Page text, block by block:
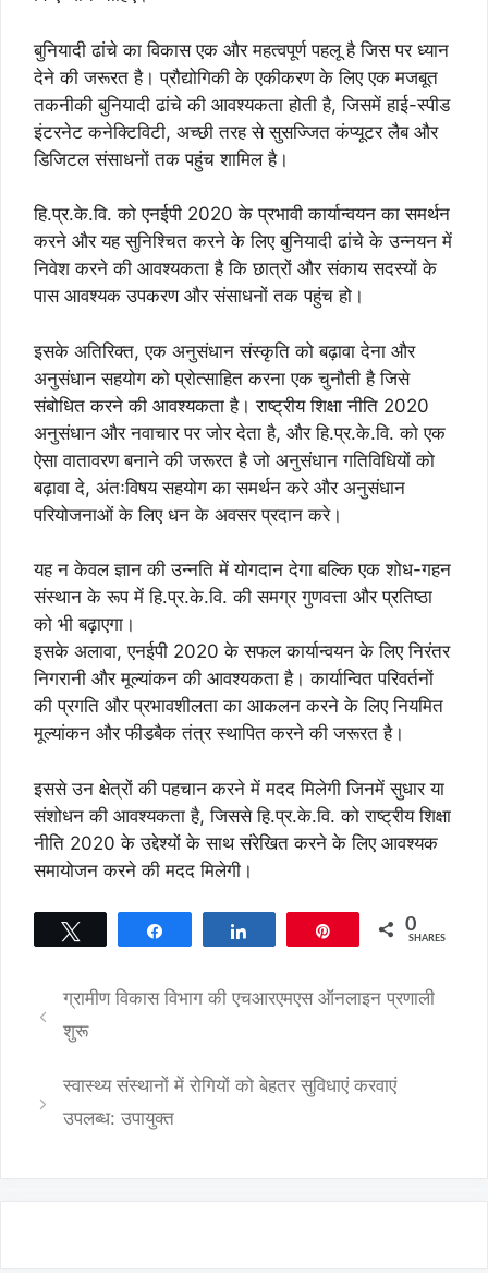
बुनियादी ढांचे का विकास एक और महत्वपूर्ण पहलू है जिस पर ध्यान
देने की जरूरत है। प्रौद्योगिकी के एकीकरण के लिए एक मजबूत
तकनीकी बुनियादी ढांचे की आवश्यकता होती है, जिसमें हाई-स्पीड
इंटरनेट कनेक्टिविटी, अच्छी तरह से सुसज्जित कंप्यूटर लैब और
डिजिटल संसाधनों तक पहुंच शामिल है।
हि.प्र.के.वि. को एनईपी 2020 के प्रभावी कार्यान्वयन का समर्थन
करने और यह सुनिश्चित करने के लिए बुनियादी ढांचे के उन्नयन में
निवेश करने की आवश्यकता है कि छात्रों और संकाय सदस्यों के
पास आवश्यक उपकरण और संसाधनों तक पहुंच हो।
इसके अतिरिक्त, एक अनुसंधान संस्कृति को बढ़ावा देना और
अनुसंधान सहयोग को प्रोत्साहित करना एक चुनौती है जिसे
संबोधित करने की आवश्यकता है। राष्ट्रीय शिक्षा नीति 2020
अनुसंधान और नवाचार पर जोर देता है, और हि.प्र.के.वि. को एक
ऐसा वातावरण बनाने की जरूरत है जो अनुसंधान गतिविधियों को
बढ़ावा दे, अंतःविषय सहयोग का समर्थन करे और अनुसंधान
परियोजनाओं के लिए धन के अवसर प्रदान करे।
यह न केवल ज्ञान की उन्नति में योगदान देगा बल्कि एक शोध-गहन
संस्थान के रूप में हि.प्र.के.वि. की समग्र गुणवत्ता और प्रतिष्ठा
को भी बढ़ाएगा।
इसके अलावा, एनईपी 2020 के सफल कार्यान्वयन के लिए निरंतर
निगरानी और मूल्यांकन की आवश्यकता है। कार्यान्वित परिवर्तनों
की प्रगति और प्रभावशीलता का आकलन करने के लिए नियमित
मूल्यांकन और फीडबैक तंत्र स्थापित करने की जरूरत है।
इससे उन क्षेत्रों की पहचान करने में मदद मिलेगी जिनमें सुधार या
संशोधन की आवश्यकता है, जिससे हि.प्र.के.वि. को राष्ट्रीय शिक्षा
नीति 2020 के उद्देश्यों के साथ संरेखित करने के लिए आवश्यक
समायोजन करने की मदद मिलेगी।
0
SHARES
ग्रामीण विकास विभाग की एचआरएमएस ऑनलाइन प्रणाली
शुरू
स्वास्थ्य संस्थानों में रोगियों को बेहतर सुविधाएं करवाएं
उपलब्ध: उपायुक्त